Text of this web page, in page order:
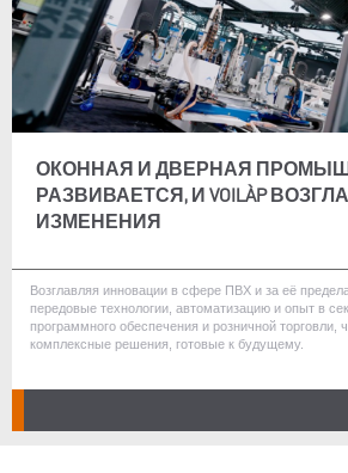
ОКОННАЯ И ДВЕРНАЯ
РАЗВИВАЕТСЯ, И VOILÀP
ИЗМЕНЕНИЯ
Возглавляя инновации в сфере ПВХ и за её
передовые технологии, автоматизацию и опыт в
программного обеспечения и розничной торговли,
комплексные решения, готовые к будущему.